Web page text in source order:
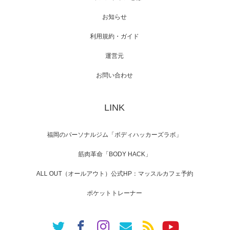
【TV】NHK BS「COOL JAPAN 」にてマッス
「ねとらぼ」さんに…
お知らせ
利用規約・ガイド
運営元
お問い合わせ
LINK
福岡のパーソナルジム「ボディハッカーズラボ」
筋肉革命「BODY HACK」
ALL OUT（オールアウト）公式HP：マッスルカフェ予約
ポケットトレーナー